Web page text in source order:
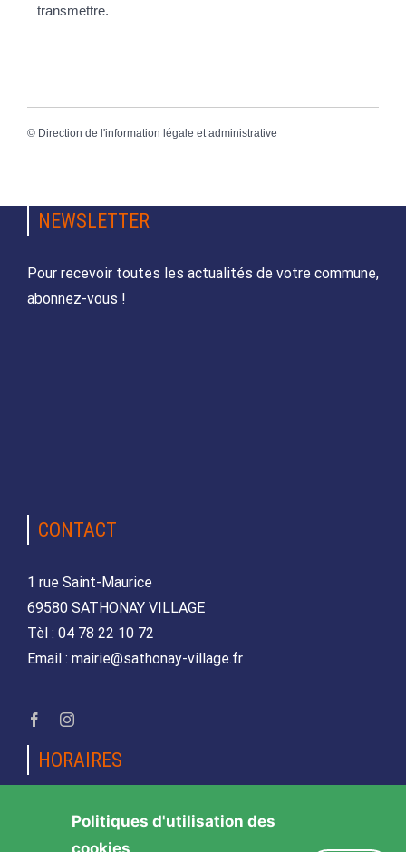
transmettre.
© Direction de l'information légale et administrative
NEWSLETTER
Pour recevoir toutes les actualités de votre commune,
abonnez-vous !
CONTACT
1 rue Saint-Maurice
69580 SATHONAY VILLAGE
Tèl : 04 78 22 10 72
Email : mairie@sathonay-village.fr
HORAIRES
Lundi, mardi, jeudi et vendredi
de 08h30 à 12h00 et de 14h00 à 17h00
Politiques d'utilisation des
cookies